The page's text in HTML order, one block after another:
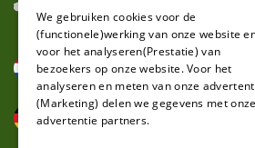
We gebruiken cookies voor de
(functionele)werking van onze website
voor het analyseren(Prestatie) van
bezoekers op onze website. Voor het
analyseren en meten van onze
(Marketing) delen we gegevens met onze
advertentie partners.